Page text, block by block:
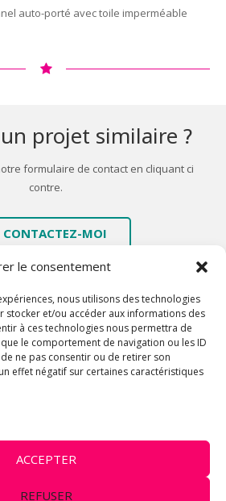
le consentement
nous utilisons des technologies
stocker et/ou accéder aux informations des
à ces technologies nous permettra de
le comportement de navigation ou les ID
ne pas consentir ou de retirer son
effet négatif sur certaines caractéristiques
ACCEPTER
REFUSER
auto-porté avec toile imperméable
projet similaire ?
formulaire de contact en cliquant ci
contre.
CONTACTEZ-MOI
Accueil
A propos
- Lycra design - Location et